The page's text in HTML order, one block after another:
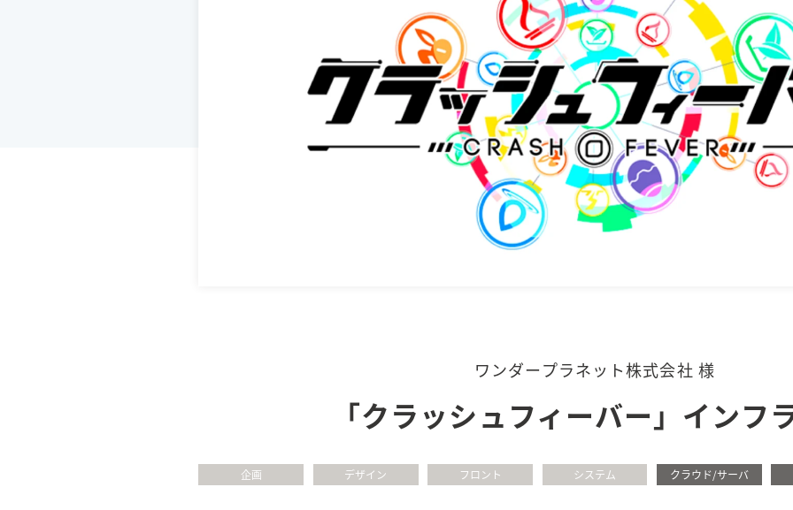
ワンダープラネット株式会社 様
「クラッシュフィーバー」インフ
企画 デザイン フロント システム クラウド/サーバ